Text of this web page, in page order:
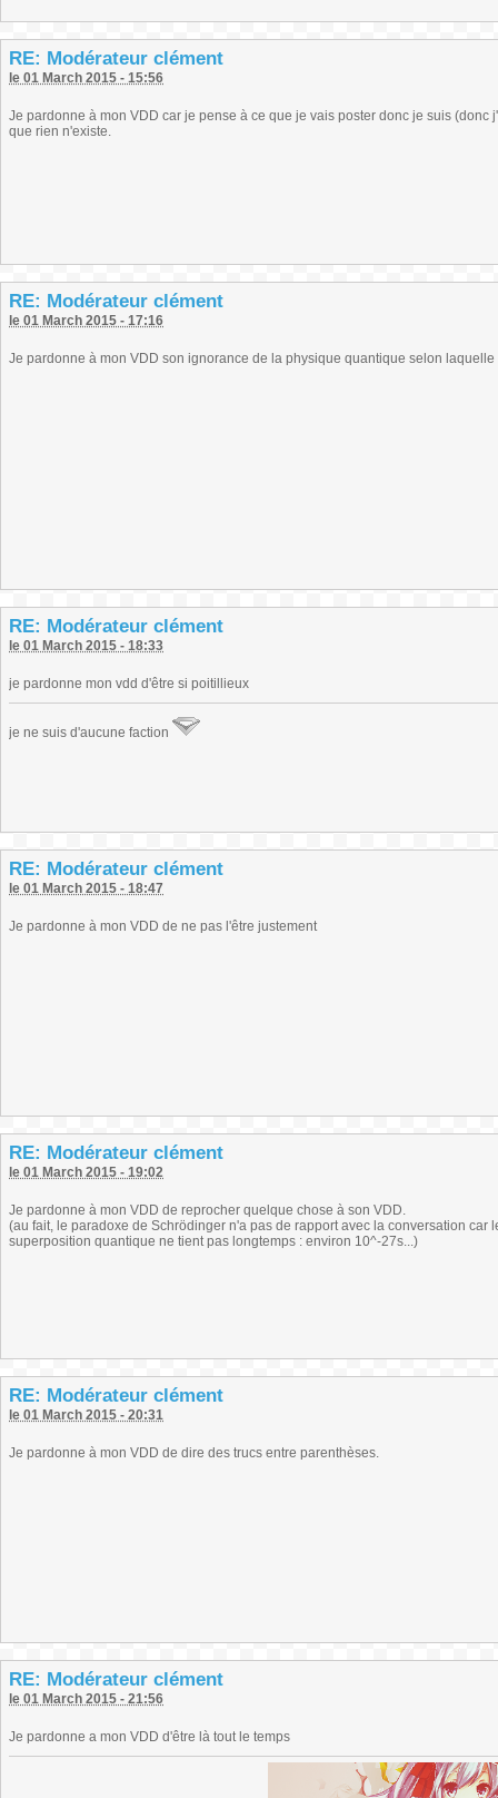
RE: Modérateur clément
le 01 March 2015 - 15:56
Je pardonne à mon VDD car je pense à ce que je vais poster donc je suis
que rien n'existe.
RE: Modérateur clément
le 01 March 2015 - 17:16
Je pardonne à mon VDD son ignorance de la physique quantique selon
RE: Modérateur clément
le 01 March 2015 - 18:33
je pardonne mon vdd d'être si poitillieux
je ne suis d'aucune faction
RE: Modérateur clément
le 01 March 2015 - 18:47
Je pardonne à mon VDD de ne pas l'être justement
RE: Modérateur clément
le 01 March 2015 - 19:02
Je pardonne à mon VDD de reprocher quelque chose à son VDD.
(au fait, le paradoxe de Schrödinger n'a pas de rapport avec la conversation car
superposition quantique ne tient pas longtemps : environ 10^-27s...)
RE: Modérateur clément
le 01 March 2015 - 20:31
Je pardonne à mon VDD de dire des trucs entre parenthèses.
RE: Modérateur clément
le 01 March 2015 - 21:56
Je pardonne a mon VDD d'être là tout le temps